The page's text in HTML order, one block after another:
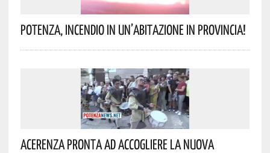
Potenza, Incendio In Un’abitazione In Provincia!
Acerenza Pronta Ad Accogliere La Nuova